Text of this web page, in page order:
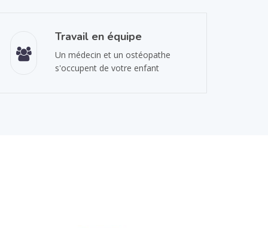
Travail en équipe
Un médecin et un ostéopathe
s'occupent de votre enfant